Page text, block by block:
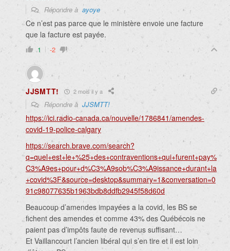
Répondre à ayoye
Ce n’est pas parce que le ministère envoie une facture
que la facture est payée.
1 -2
JJSMTT! 2 mois il y a
Répondre à JJSMTT!
https://ici.radio-canada.ca/nouvelle/1786841/amendes-
covid-19-police-calgary
https://search.brave.com/search?
q=quel+est+le+%25+des+contraventions+qui+furent+pay%
C3%A9es+pour+d%C3%A9sob%C3%A9issance+durant+la
+covid%3F&source=desktop&summary=1&conversation=0
91c98077635b1963bdb8ddfb2945f58d60d
Beaucoup d’amendes impayées a la covid, les BS se
fichent des amendes et comme 43% des Québécois ne
paient pas d’impôts faute de revenus suffisant…
Et Vaillancourt l’ancien libéral qui s’en tire et il est loin